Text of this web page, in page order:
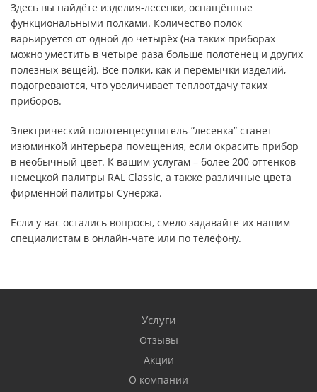
Здесь вы найдёте изделия-лесенки, оснащённые
функциональными полками. Количество полок
варьируется от одной до четырёх (на таких приборах
можно уместить в четыре раза больше полотенец и других
полезных вещей). Все полки, как и перемычки изделий,
подогреваются, что увеличивает теплоотдачу таких
приборов.
Электрический полотенцесушитель-”лесенка” станет
изюминкой интерьера помещения, если окрасить прибор
в необычный цвет. К вашим услугам – более 200 оттенков
немецкой палитры RAL Classic, а также различные цвета
фирменной палитры Сунержа.
Если у вас остались вопросы, смело задавайте их нашим
специалистам в онлайн-чате или по телефону.
Услуги
Отзывы
Акции
О компании